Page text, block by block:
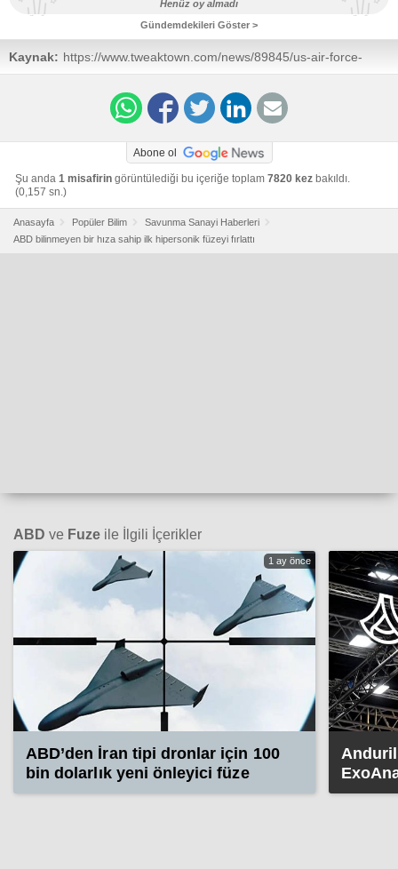
Henüz oy almadı
Gündemdekileri Göster >
Kaynak: https://www.tweaktown.com/news/89845/us-air-force-
launches-first-hypersonic-missile-that-has-an-unknown-
Abone ol
Şu anda 1 misafirin görüntülediği bu içeriğe toplam 7820 kez bakıldı.
(0,157 sn.)
Anasayfa Popüler Bilim
Savunma Sanayi Haberleri
ABD bilinmeyen bir hıza sahip ilk hipersonik füzeyi fırlattı
ABD ve Fuze ile İlgili İçerikler
1 ay önce
ABD’den İran tipi dronlar için 100
bin dolarlık yeni önleyici füze